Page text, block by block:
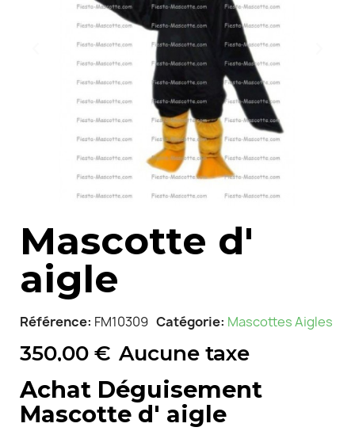
Mascotte d'
aigle
Référence FM10309 Catégorie Mascottes Aigles
350,00 € Aucune taxe
Achat Déguisement
Mascotte d' aigle